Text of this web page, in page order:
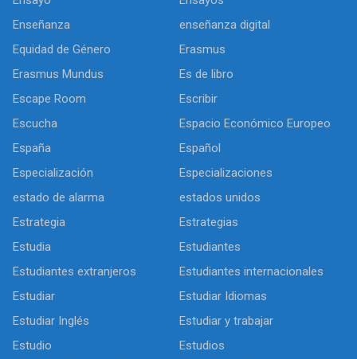
Enseñanza
enseñanza digital
Equidad de Género
Erasmus
Erasmus Mundus
Es de libro
Escape Room
Escribir
Escucha
Espacio Económico Europeo
España
Español
Especialización
Especializaciones
estado de alarma
estados unidos
Estrategia
Estrategias
Estudia
Estudiantes
Estudiantes extranjeros
Estudiantes internacionales
Estudiar
Estudiar Idiomas
Estudiar Inglés
Estudiar y trabajar
Estudio
Estudios